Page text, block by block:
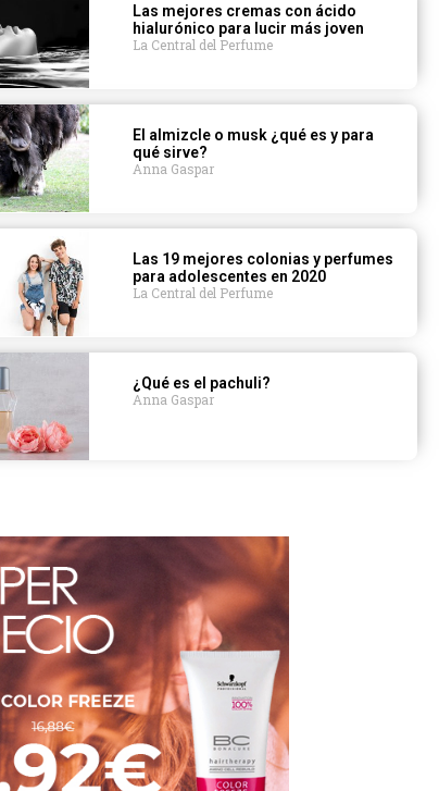
Las mejores cremas con ácido
hialurónico para lucir más joven
La Central del Perfume
El almizcle o musk ¿qué es y para
qué sirve?
Anna Gaspar
Las 19 mejores colonias y perfumes
para adolescentes en 2020
La Central del Perfume
¿Qué es el pachuli?
Anna Gaspar